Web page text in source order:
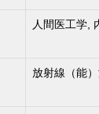
人間医工学,
放射線（能